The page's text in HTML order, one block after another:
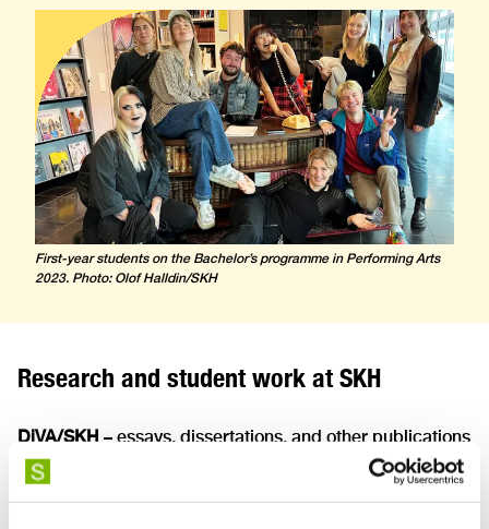
First-year students on the Bachelor’s programme in Performing Arts
2023. Photo: Olof Halldin/SKH
Research and student work at SKH
DiVA/SKH – essays, dissertations, and other publications
from SKH